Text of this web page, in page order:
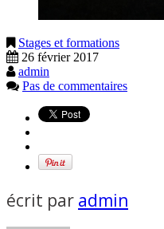
Stages et formations
26 février 2017
admin
Pas de commentaires
écrit par admin